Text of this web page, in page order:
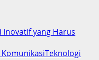
Inovatif yang Harus
Teknologi